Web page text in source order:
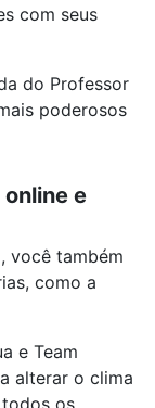
com seus
do Professor
poderosos
e
você também
como a
e Team
alterar o clima
os